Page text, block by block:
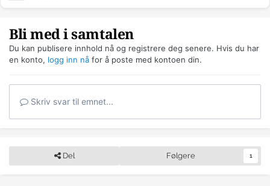
Bli med i samtalen
Du kan publisere innhold nå og registrere deg senere. Hvis du har
en konto, logg inn nå for å poste med kontoen din.
Skriv svar til emnet...
Del Følgere 1